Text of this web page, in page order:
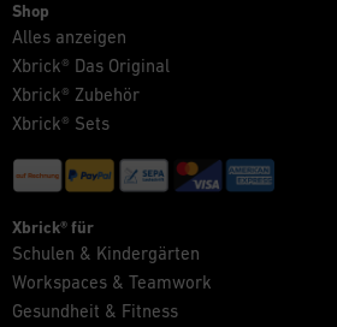
Shop
Alles anzeigen
Xbrick® Das Original
Xbrick® Zubehör
Xbrick® Sets
Xbrick® für
Schulen & Kindergärten
Workspaces & Teamwork
Gesundheit & Fitness